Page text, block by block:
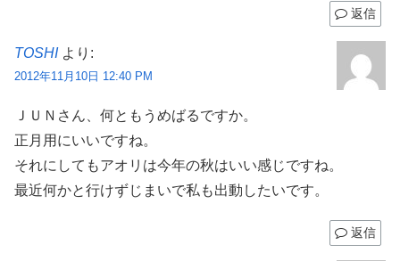
返信
TOSHI より:
2012年11月10日 12:40 PM
ＪＵＮさん、何ともうめばるですか。
正月用にいいですね。
それにしてもアオリは今年の秋はいい感じですね。
最近何かと行けずじまいで私も出動したいです。
返信